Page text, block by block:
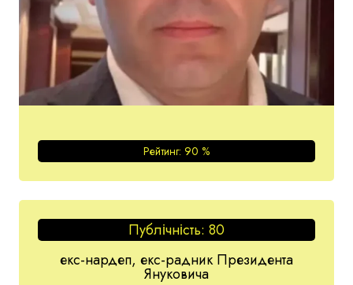
Рейтинг: 90 %
Публічність: 80
екс-нардеп, екс-радник Президента
Януковича